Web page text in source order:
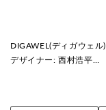
DIGAWEL(ディガウェル)
デザイナー: 西村浩平